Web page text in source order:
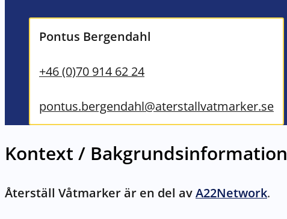
Pontus Bergendahl
+46 (0)70 914 62 24
pontus.bergendahl@aterstallvatmarker.se
Kontext / Bakgrundsinformation
Återställ Våtmarker är en del avA22Network.